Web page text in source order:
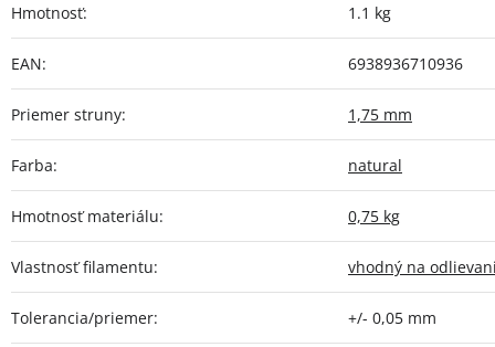
Hmotnosť: 1.1 kg
EAN: 6938936710936
Priemer struny: 1,75 mm
Farba: natural
Hmotnosť materiálu: 0,75 kg
Vlastnosť filamentu: vhodný na
Tolerancia/priemer: +/- 0,05 mm